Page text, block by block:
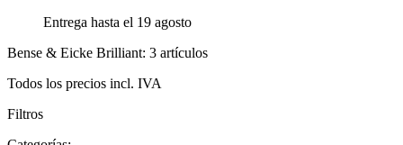
Entrega hasta el 19 agosto
Bense & Eicke Brilliant: 3 artículos
Todos los precios incl. IVA
Filtros